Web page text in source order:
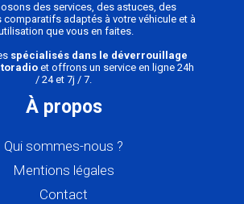
des services, des astuces, des
adaptés à votre véhicule et à
que vous en faites.
spécialisés dans le déverrouillage
et offrons un service en ligne 24h
/ 24 et 7j / 7.
À propos
Qui sommes-nous ?
Mentions légales
Contact